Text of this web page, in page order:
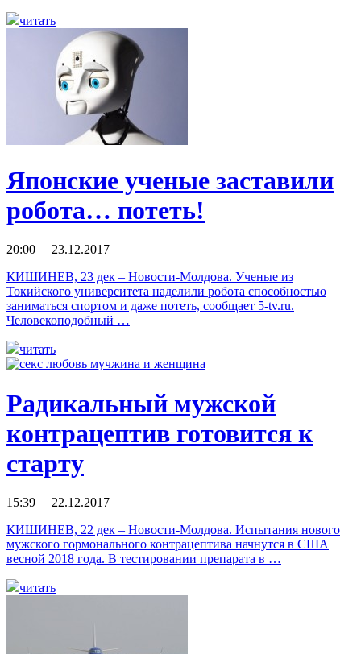
читать
Японские ученые заставили
робота… потеть!
20:00 23.12.2017
КИШИНЕВ, 23 дек – Новости-Молдова. Ученые из
Токийского университета наделили робота способностью
заниматься спортом и даже потеть, сообщает 5-tv.ru.
Человекоподобный …
читать
Радикальный мужской
контрацептив готовится к
старту
15:39 22.12.2017
КИШИНЕВ, 22 дек – Новости-Молдова. Испытания нового
мужского гормонального контрацептива начнутся в США
весной 2018 года. В тестировании препарата в …
читать